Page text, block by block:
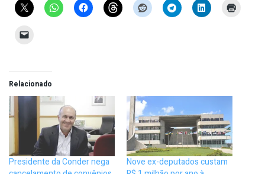
Relacionado
Presidente da Conder nega
Nove ex-deputados custam